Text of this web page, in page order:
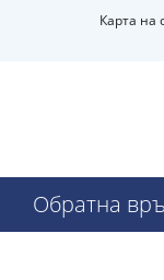
Карта на
Обратна